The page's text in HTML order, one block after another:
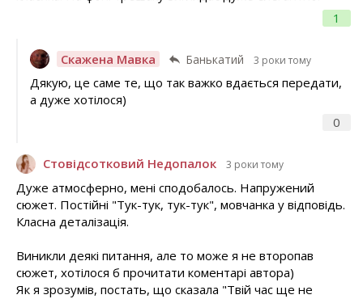
1
Скажена Мавка Банькатий 3 роки тому
0
Дякую, це саме те, що так важко вдається передати,
а дуже хотілося)
Стовідсотковий Недопалок 3 роки тому
Дуже атмосферно, мені сподобалось. Напружений
сюжет. Постійні "Тук-тук, тук-тук", мовчанка у відповідь.
Класна деталізація.
Виникли деякі питання, але то може я не второпав
сюжет, хотілося б прочитати коментарі автора)
Як я зрозумів, постать, що сказала "Твій час ще не